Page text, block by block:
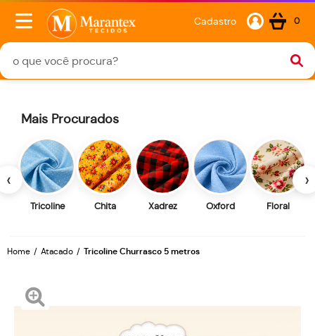
Cadastro 0
‹
Mais Procurados
Tricoline Chita Xadrez Oxford Floral
›
Home Atacado Tricoline Churrasco 5 metros